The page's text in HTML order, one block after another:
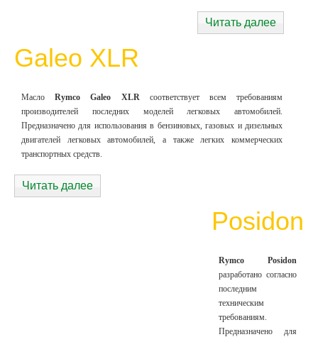
Читать далее
Galeo XLR
МаслоRymco Galeo XLRсоответствует всем требованиям
производителей последних моделей легковых автомобилей.
Предназначено для использования в бензиновых, газовых и дизельных
двигателей легковых автомобилей, а также легких коммерческих
транспортных средств.
Читать далее
Posidon
Rymco Posidon
разработано согласно
последним
техническим
требованиям.
Предназначено для